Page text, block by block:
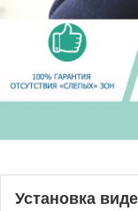
Установка